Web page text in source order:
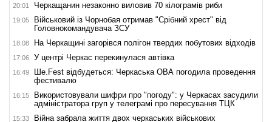
20:01 Черкащанин незаконно виловив 70 кілограмів риби
19:05
Військовий із Чорнобая отримав "Срібний хрест" від
Головнокомандувача ЗСУ
18:08 На Черкащині загорівся полігон твердих побутових відходів
17:06 У центрі Черкас перекинулася автівка
16:49
Ше.Fest відбудеться: Черкаська ОВА погодила проведення
фестивалю
16:15
Використовували шифри про "погоду": у Черкасах засудили
адміністратора груп у телеграмі про пересування ТЦК
15:33 Війна забрала життя двох черкаських військових